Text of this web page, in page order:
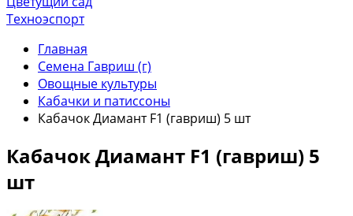
Техноэспорт
Главная
Семена Гавриш (г)
Овощные культуры
Кабачки и патиссоны
Кабачок Диамант F1 (гавриш) 5 шт
Кабачок Диамант F1 (гавриш) 5
шт